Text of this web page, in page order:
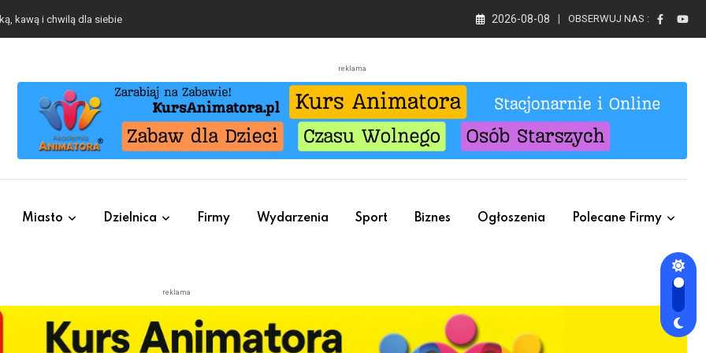
kawą i chwilą dla siebie 2026-08-08 OBSERWUJ NAS :
reklama
Miasto Dzielnica Firmy Wydarzenia Sport Biznes Ogłoszenia Polecane Firmy
reklama